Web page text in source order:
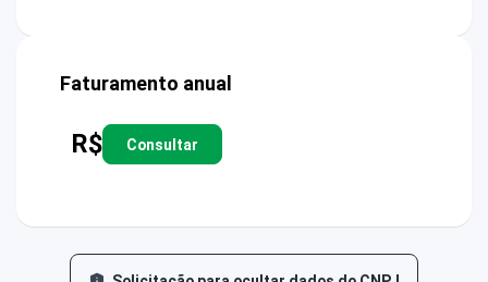
Faturamento anual
R$ Consultar